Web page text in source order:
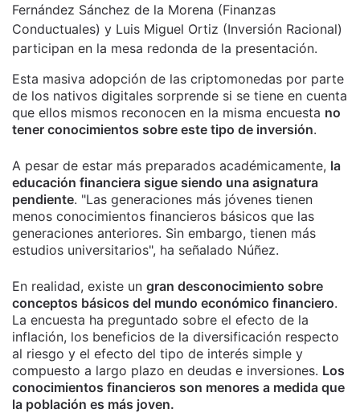
Fernández Sánchez de la Morena (Finanzas
Conductuales) y Luis Miguel Ortiz (Inversión Racional)
participan en la mesa redonda de la presentación.
Esta masiva adopción de las criptomonedas por parte
de los nativos digitales sorprende si se tiene en cuenta
que ellos mismos reconocen en la misma encuesta no
tener conocimientos sobre este tipo de inversión.
A pesar de estar más preparados académicamente, la
educación financiera sigue siendo una asignatura
pendiente. "Las generaciones más jóvenes tienen
menos conocimientos financieros básicos que las
generaciones anteriores. Sin embargo, tienen más
estudios universitarios", ha señalado Núñez.
En realidad, existe un gran desconocimiento sobre
conceptos básicos del mundo económico financiero.
La encuesta ha preguntado sobre el efecto de la
inflación, los beneficios de la diversificación respecto
al riesgo y el efecto del tipo de interés simple y
compuesto a largo plazo en deudas e inversiones. Los
conocimientos financieros son menores a medida que
la población es más joven.